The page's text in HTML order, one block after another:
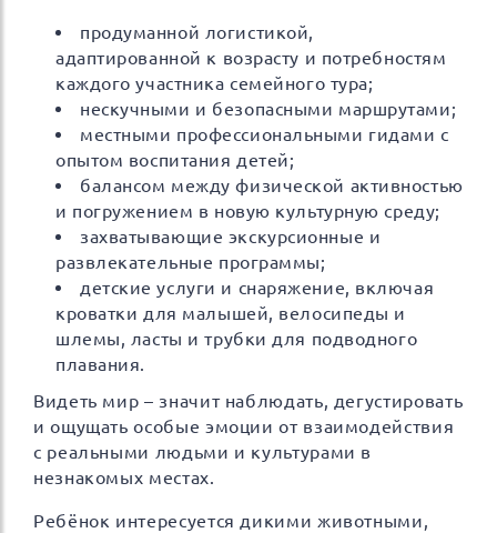
продуманной логистикой,
адаптированной к возрасту и потребностям
каждого участника семейного тура;
нескучными и безопасными маршрутами;
местными профессиональными гидами с
опытом воспитания детей;
балансом между физической активностью
и погружением в новую культурную среду;
захватывающие экскурсионные и
развлекательные программы;
детские услуги и снаряжение, включая
кроватки для малышей, велосипеды и
шлемы, ласты и трубки для подводного
плавания.
Видеть мир – значит наблюдать, дегустировать
и ощущать особые эмоции от взаимодействия
с реальными людьми и культурами в
незнакомых местах.
Ребёнок интересуется дикими животными,